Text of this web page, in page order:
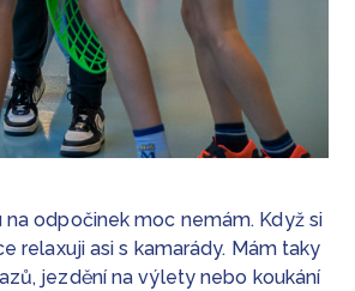
na odpočinek moc nemám. Když si
relaxuji asi s kamarády. Mám taky
jezdění na výlety nebo koukání